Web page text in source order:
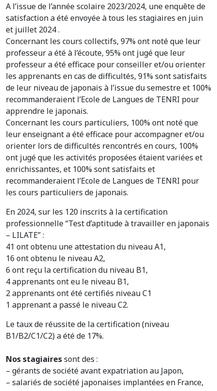
A l’issue de l’année scolaire 2023/2024, une enquête de
satisfaction a été envoyée à tous les stagiaires en juin
et juillet 2024 .
Concernant les cours collectifs, 97% ont noté que leur
professeur a été à l’écoute, 95% ont jugé que leur
professeur a été efficace pour conseiller et/ou orienter
les apprenants en cas de difficultés, 91% sont satisfaits
de leur niveau de japonais à l’issue du semestre et 100%
recommanderaient l’Ecole de Langues de TENRI pour
apprendre le japonais.
Concernant les cours particuliers, 100% ont noté que
leur enseignant a été efficace pour accompagner et/ou
orienter lors de difficultés rencontrés en cours, 100%
ont jugé que les activités proposées étaient variées et
enrichissantes, et 100% sont satisfaits et
recommanderaient l’Ecole de Langues de TENRI pour
les cours particuliers de japonais.
En 2024, sur les 120 inscrits à la certification
professionnelle “Test d’aptitude à travailler en japonais
– LILATE” :
41 ont obtenu une attestation du niveau A1,
16 ont obtenu le niveau A2,
6 ont reçu la certification du niveau B1,
4 apprenants ont eu le niveau B1,
2 apprenants ont été certifiés niveau C1
1 apprenant a passé le niveau C2.
Le taux de réussite de la certification (niveau
B1/B2/C1/C2) a été de 17%.
Nos stagiairessont des :
– gérants de société avant expatriation au Japon,
– salariés de société japonaises implantées en France,